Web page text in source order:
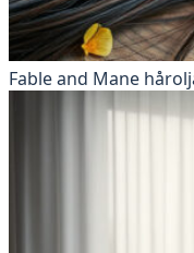
Fable and Mane